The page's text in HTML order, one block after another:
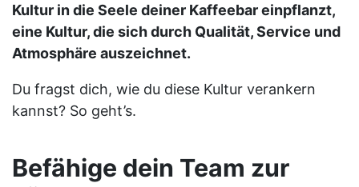
Kultur in die Seele deiner Kaffeebar einpflanzt,
eine Kultur, die sich durch Qualität, Service und
Atmosphäre auszeichnet.
Du fragst dich, wie du diese Kultur verankern
kannst? So geht’s.
Befähige dein Team zur